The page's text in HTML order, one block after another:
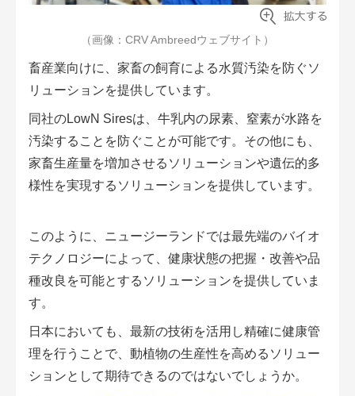
（画像：CRV Ambreedウェブサイト）
畜産業向けに、家畜の飼育による水質汚染を防ぐソ
リューションを提供しています。
同社のLowN Siresは、牛乳内の尿素、窒素が水路を
汚染することを防ぐことが可能です。その他にも、
家畜生産量を増加させるソリューションや遺伝的多
様性を実現するソリューションを提供しています。
このように、ニュージーランドでは最先端のバイオ
テクノロジーによって、健康状態の把握・改善や品
種改良を可能とするソリューションを提供していま
す。
日本においても、最新の技術を活用し精確に健康管
理を行うことで、動植物の生産性を高めるソリュー
ションとして期待できるのではないでしょうか。